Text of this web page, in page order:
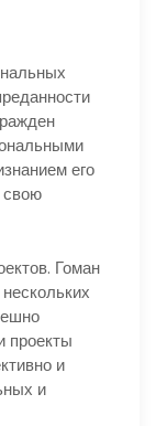
его
свою
Гоман
проекты
и
и